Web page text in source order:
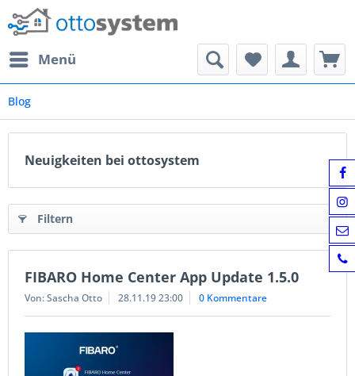
Menü
Blog
Neuigkeiten bei ottosystem
Filtern
FIBARO Home Center App Update 1.5.0
Von: Sascha Otto 28.11.19 23:00 0 Kommentare